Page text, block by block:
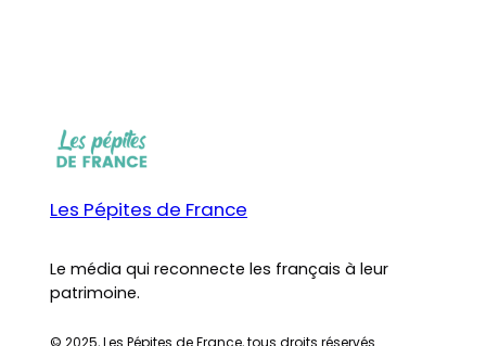
Les Pépites de France
Le média qui reconnecte les français à leur
patrimoine.